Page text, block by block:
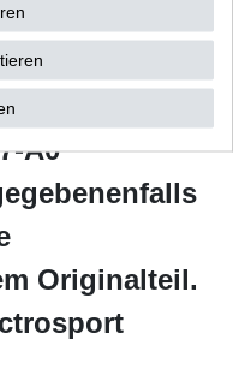
belegt,
belegt.
Original:
A0
Originalteil.